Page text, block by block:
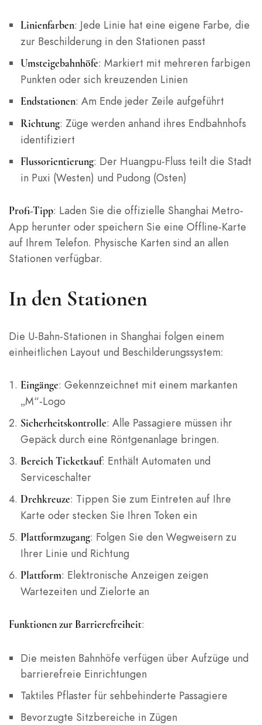
Linienfarben: Jede Linie hat eine eigene Farbe, die
zur Beschilderung in den Stationen passt
Umsteigebahnhöfe: Markiert mit mehreren farbigen
Punkten oder sich kreuzenden Linien
Endstationen: Am Ende jeder Zeile aufgeführt
Richtung: Züge werden anhand ihres Endbahnhofs
identifiziert
Flussorientierung: Der Huangpu-Fluss teilt die Stadt
in Puxi (Westen) und Pudong (Osten)
Profi-Tipp: Laden Sie die offizielle Shanghai Metro-
App herunter oder speichern Sie eine Offline-Karte
auf Ihrem Telefon. Physische Karten sind an allen
Stationen verfügbar.
In den Stationen
Die U-Bahn-Stationen in Shanghai folgen einem
einheitlichen Layout und Beschilderungssystem:
Eingänge: Gekennzeichnet mit einem markanten
„M“-Logo
Sicherheitskontrolle: Alle Passagiere müssen ihr
Gepäck durch eine Röntgenanlage bringen.
Bereich Ticketkauf: Enthält Automaten und
Serviceschalter
Drehkreuze: Tippen Sie zum Eintreten auf Ihre
Karte oder stecken Sie Ihren Token ein
Plattformzugang: Folgen Sie den Wegweisern zu
Ihrer Linie und Richtung
Plattform: Elektronische Anzeigen zeigen
Wartezeiten und Zielorte an
Funktionen zur Barrierefreiheit:
Die meisten Bahnhöfe verfügen über Aufzüge und
barrierefreie Einrichtungen
Taktiles Pflaster für sehbehinderte Passagiere
Bevorzugte Sitzbereiche in Zügen